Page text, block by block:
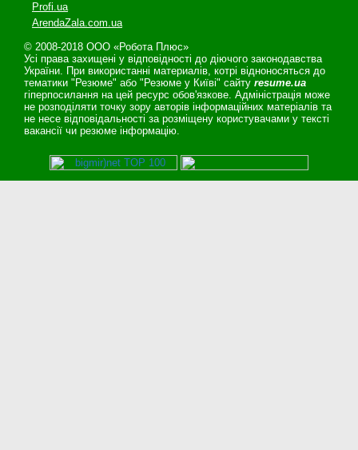
Profi.ua
ArendaZala.com.ua
© 2008-2018 ООО «Робота Плюс»
Усі права захищені у відповідності до діючого законодавства
України. При використанні материалів, котрі відноносяться до
тематики "Резюме" або "Резюме у Київі" сайту resume.ua
гіперпосилання на цей ресурс обов'язкове. Адміністрація може
не розподіляти точку зору авторів інформаційних матеріалів та
не несе відповідальності за розміщену користувачами у тексті
вакансії чи резюме інформацію.